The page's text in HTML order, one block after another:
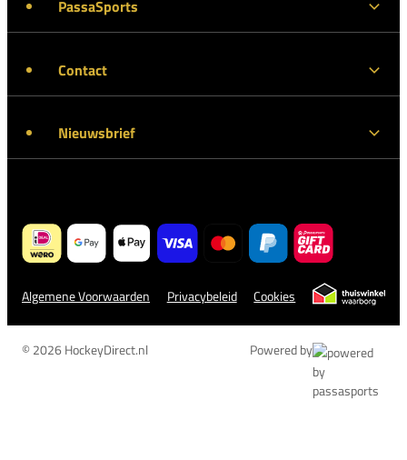
PassaSports
Contact
Nieuwsbrief
Algemene Voorwaarden Privacybeleid Cookies
© 2026 HockeyDirect.nl Powered by